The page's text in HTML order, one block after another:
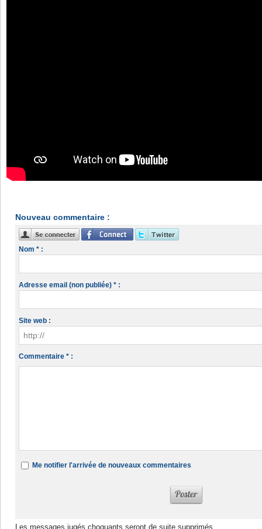
Nouveau commentaire :
Nom * :
Adresse email (non publiée) * :
Site web :
Commentaire * :
Me notifier l'arrivée de nouveaux commentaires
Les messages jugés choquants seront de suite supprimés